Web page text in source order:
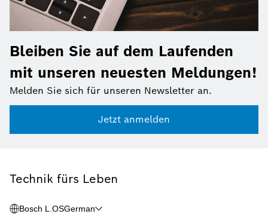
Bleiben Sie auf dem Laufenden
mit unseren neuesten Meldungen!
Melden Sie sich für unseren Newsletter an.
Jetzt anmelden
Technik fürs Leben
Bosch L.OSGerman